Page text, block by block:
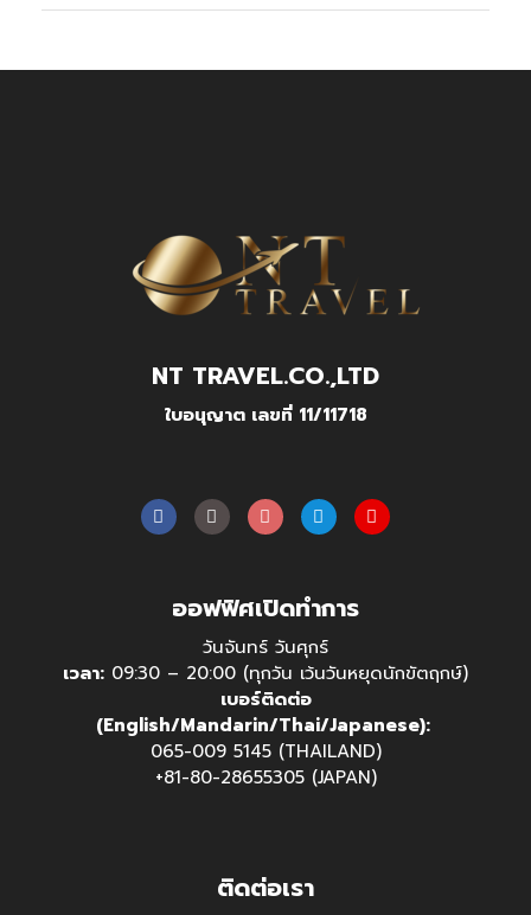
NT TRAVEL.CO.,LTD
ใบอนุญาต เลขที่ 11/11718
ออฟฟิศเปิดทำการ
วันจันทร์ วันศุกร์
เวลา: 09:30 – 20:00 (ทุกวัน เว้นวันหยุดนักขัตฤกษ์)
เบอร์ติดต่อ
(English/Mandarin/Thai/Japanese):
065-009 5145 (THAILAND)
+81-80-28655305 (JAPAN)
ติดต่อเรา